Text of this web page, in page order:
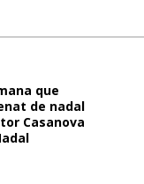
que
de nadal
Casanova